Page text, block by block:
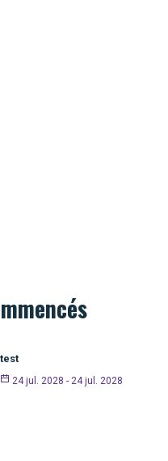
test
24 jul. 2028 - 24 jul. 2028